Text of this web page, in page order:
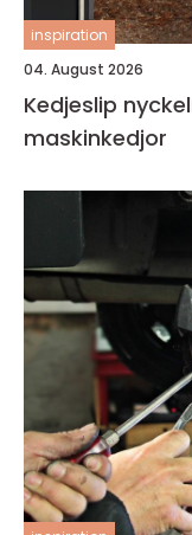
inspiration
04. August 2026
Kedjeslip nyckeln till effektiva och säkra
maskinkedjor